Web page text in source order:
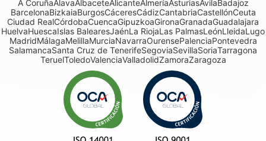
A CoruñaÁlavaAlbaceteAlicanteAlmeríaAsturiasÁvilaBadajoz
BarcelonaBizkaiaBurgosCáceresCádizCantabriaCastellónCeuta
Ciudad RealCórdobaCuencaGipuzkoaGironaGranadaGuadalajara
HuelvaHuescaIslas BalearesJaénLa RiojaLas PalmasLeónLleidaLugo
MadridMálagaMelillaMurciaNavarraOurensePalenciaPontevedra
SalamancaSanta Cruz de TenerifeSegoviaSevillaSoriaTarragona
TeruelToledoValenciaValladolidZamoraZaragoza